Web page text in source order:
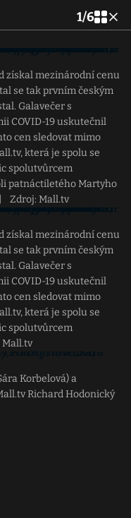
1/6
získal mezinárodní cenu
se tak prvním českým
Galavečer s
COVID-19 uskutečnil
cen sledovat mimo
která je spolu se
spolutvůrcem
patnáctiletého Martyho
Zdroj: Mall.tv
získal mezinárodní cenu
se tak prvním českým
Galavečer s
COVID-19 uskutečnil
cen sledovat mimo
která je spolu se
spolutvůrcem
Mall.tv
Korbelová) a
Richard Hodonický